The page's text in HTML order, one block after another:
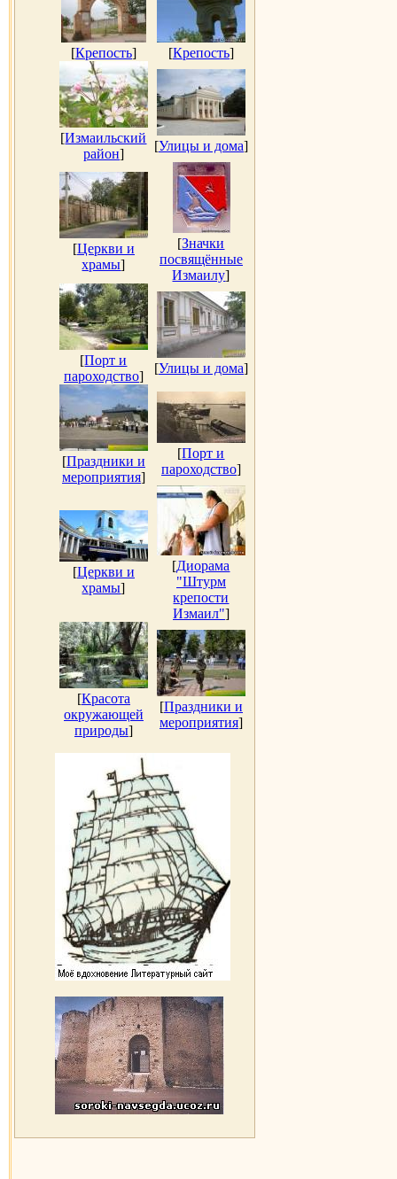
[Крепость] [Крепость]
[Измаильский
район]
[Улицы и дома]
[Церкви и
храмы]
[Значки
посвящённые
Измаилу]
[Порт и
пароходство]
[Улицы и дома]
[Праздники и
мероприятия]
[Порт и
пароходство]
[Церкви и
храмы]
[Диорама
"Штурм
крепости
Измаил"]
[Красота
окружающей
природы]
[Праздники и
мероприятия]